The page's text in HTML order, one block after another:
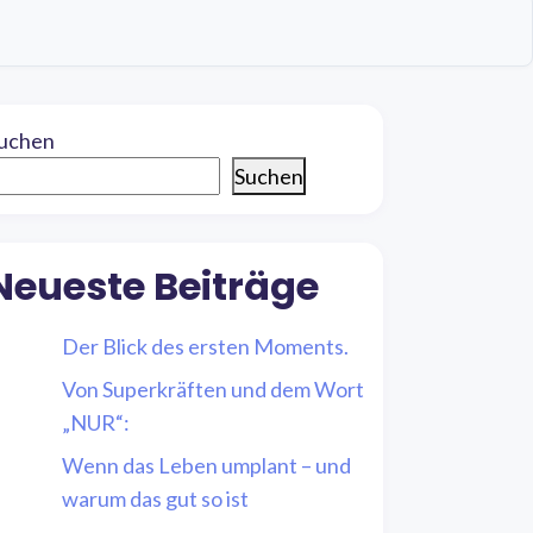
Suchen
Beiträge
Der Blick des ersten Moments.
Von Superkräften und dem Wort
„NUR“:
Wenn das Leben umplant – und
warum das gut so ist